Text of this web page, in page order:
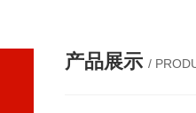
产品展示 /